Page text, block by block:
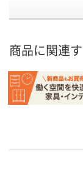
商品に関連